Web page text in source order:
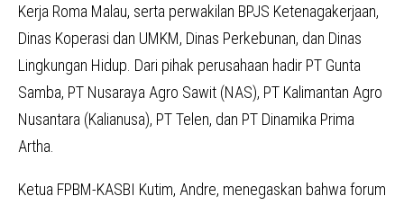
Kerja Roma Malau, serta perwakilan BPJS Ketenagakerjaan,
Dinas Koperasi dan UMKM, Dinas Perkebunan, dan Dinas
Lingkungan Hidup. Dari pihak perusahaan hadir PT Gunta
Samba, PT Nusaraya Agro Sawit (NAS), PT Kalimantan Agro
Nusantara (Kalianusa), PT Telen, dan PT Dinamika Prima
Artha.
Ketua FPBM-KASBI Kutim, Andre, menegaskan bahwa forum